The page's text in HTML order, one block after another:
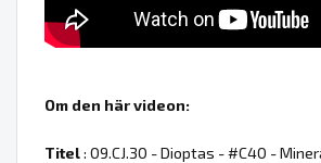
Om den här videon:
Titel: 09.CJ.30 - Dioptas - #C40 -